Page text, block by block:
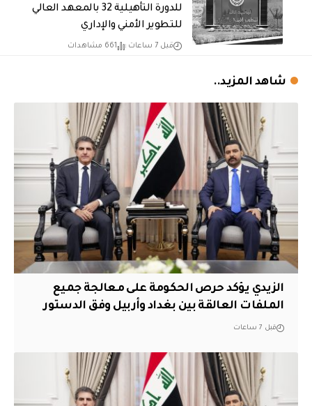
للدورة التأهيلية 32 بالمعهد العالي
للتطوير الأمني والإداري
قبل 7 ساعات 661 مشاهدات
شاهد المزيد..
الزيدي يؤكد حرص الحكومة على معالجة جميع
الملفات العالقة بين بغداد وأربيل وفق الدستور
قبل 7 ساعات